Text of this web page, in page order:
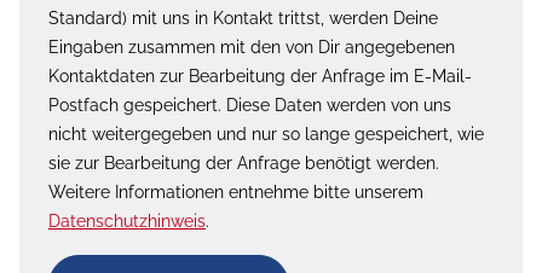
Standard) mit uns in Kontakt trittst, werden Deine
Eingaben zusammen mit den von Dir angegebenen
Kontaktdaten zur Bearbeitung der Anfrage im E-Mail-
Postfach gespeichert. Diese Daten werden von uns
nicht weitergegeben und nur so lange gespeichert, wie
sie zur Bearbeitung der Anfrage benötigt werden.
Weitere Informationen entnehme bitte unserem
Datenschutzhinweis.